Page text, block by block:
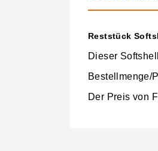
Reststück
Dieser
Bestellmenge/
Der Preis von